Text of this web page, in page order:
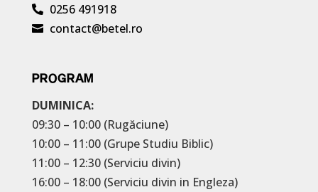
 0256 491918
 contact@betel.ro
PROGRAM
DUMINICA:
09:30 – 10:00 (Rugăciune)
10:00 – 11:00 (Grupe Studiu Biblic)
11:00 – 12:30 (Serviciu divin)
16:00 – 18:00 (Serviciu divin in Engleza)